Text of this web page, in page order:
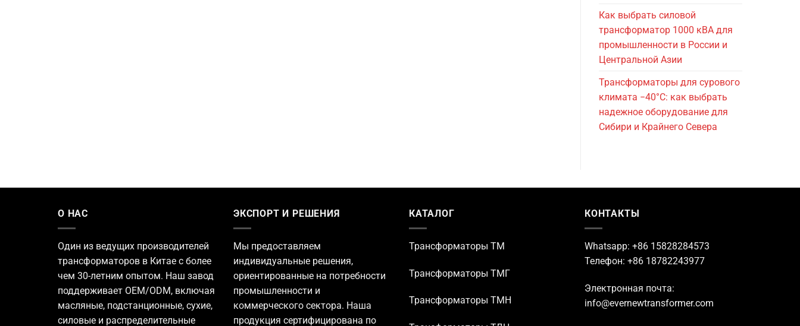
Как выбрать силовой
трансформатор 1000 кВА для
промышленности в России и
Центральной Азии
Трансформаторы для сурового
климата −40°C: как выбрать
надежное оборудование для
Сибири и Крайнего Севера
О НАС
Один из ведущих производителей
трансформаторов в Китае с более
чем 30-летним опытом. Наш завод
поддерживает OEM/ODM, включая
масляные, подстанционные, сухие,
силовые и распределительные
ЭКСПОРТ И РЕШЕНИЯ
Мы предоставляем
индивидуальные решения,
ориентированные на потребности
промышленности и
коммерческого сектора. Наша
продукция сертифицирована по
КАТАЛОГ
Трансформаторы TM
Трансформаторы ТМГ
Трансформаторы ТМН
КОНТАКТЫ
Whatsapp: +86 15828284573
Телефон: +86 18782243977
Электронная почта:
info@evernewtransformer.com